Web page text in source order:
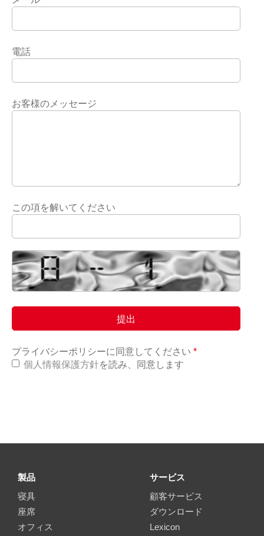
電話
お客様のメッセージ
この項を解いてください
プライバシーポリシーに同意してください *
個人情報保護方針を読み、同意します
製品
寝具
座席
オフィス
サービス
顧客サービス
ダウンロード
Lexicon